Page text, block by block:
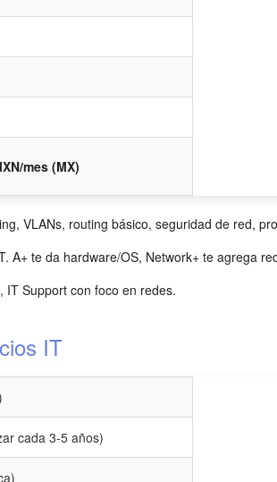
mes (MX)
VLANs, routing básico, seguridad de red,
te da hardware/OS, Network+ te agrega
IT Support con foco en redes.
IT
cada 3-5 años)